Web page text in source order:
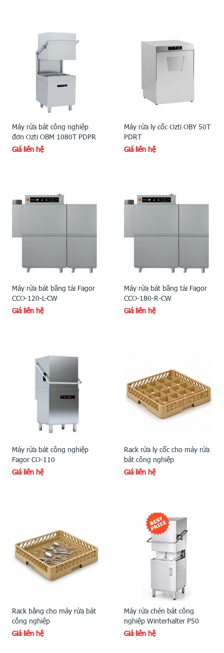
Máy rửa bát công nghiệp
đơn Ozti OBM 1080T PDPR
Giá liên hệ
Máy rửa ly cốc Ozti OBY 50T
PDRT
Giá liên hệ
Máy rửa bát băng tải Fagor
CCO-120-L-CW
Giá liên hệ
Máy rửa bát băng tải Fagor
CCO-180-R-CW
Giá liên hệ
Máy rửa bát công nghiệp
Fagor CO-110
Giá liên hệ
Rack rửa ly cốc cho máy rửa
bát công nghiệp
Giá liên hệ
Rack bằng cho máy rửa bát
công nghiệp
Giá liên hệ
Máy rửa chén bát công
nghiệp Winterhalter P50
Giá liên hệ